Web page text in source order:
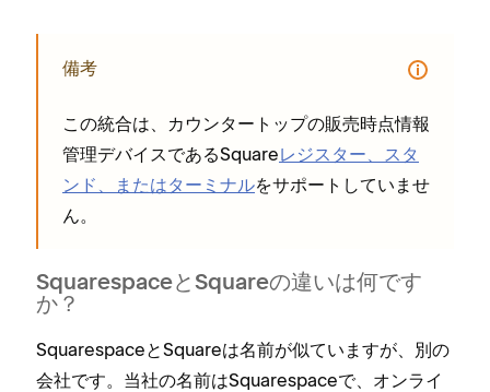
備考
この統合は⁠、カウンタ⁠ート⁠ップの販売時点情報
管理デバイスであるSquareレジスタ⁠ー⁠、スタ
ンド⁠、またはタ⁠ーミナルをサポ⁠ートしていませ
ん⁠。
SquarespaceとSquareの違いは何です
か⁠？
SquarespaceとSquareは名前が似ていますが⁠、別の
会社です⁠。当社の名前はSquarespaceで⁠、オンライ